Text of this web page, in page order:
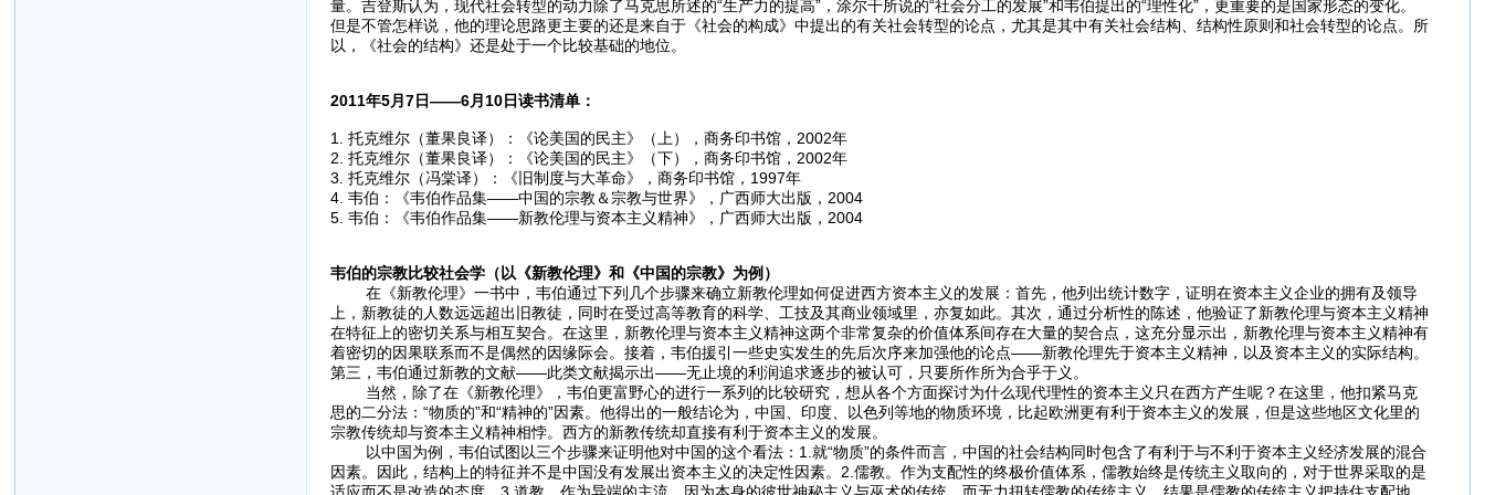
量。吉登斯认为，现代社会转型的动力除了马克思所述的“生产力的提高”，涂尔干所说的“社会分工的发展”和韦伯提出的“理性化”，更重要的是国家形态的变化。
但是不管怎样说，他的理论思路更主要的还是来自于《社会的构成》中提出的有关社会转型的论点，尤其是其中有关社会结构、结构性原则和社会转型的论点。所
以，《社会的结构》还是处于一个比较基础的地位。
2011年5月7日——6月10日读书清单：
1. 托克维尔（董果良译）：《论美国的民主》（上），商务印书馆，2002年
2. 托克维尔（董果良译）：《论美国的民主》（下），商务印书馆，2002年
3. 托克维尔（冯棠译）：《旧制度与大革命》，商务印书馆，1997年
4. 韦伯：《韦伯作品集——中国的宗教＆宗教与世界》，广西师大出版，2004
5. 韦伯：《韦伯作品集——新教伦理与资本主义精神》，广西师大出版，2004
韦伯的宗教比较社会学（以《新教伦理》和《中国的宗教》为例）
在《新教伦理》一书中，韦伯通过下列几个步骤来确立新教伦理如何促进西方资本主义的发展：首先，他列出统计数字，证明在资本主义企业的拥有及领导
上，新教徒的人数远远超出旧教徒，同时在受过高等教育的科学、工技及其商业领域里，亦复如此。其次，通过分析性的陈述，他验证了新教伦理与资本主义精神
在特征上的密切关系与相互契合。在这里，新教伦理与资本主义精神这两个非常复杂的价值体系间存在大量的契合点，这充分显示出，新教伦理与资本主义精神有
着密切的因果联系而不是偶然的因缘际会。接着，韦伯援引一些史实发生的先后次序来加强他的论点——新教伦理先于资本主义精神，以及资本主义的实际结构。
第三，韦伯通过新教的文献——此类文献揭示出——无止境的利润追求逐步的被认可，只要所作所为合乎于义。
当然，除了在《新教伦理》，韦伯更富野心的进行一系列的比较研究，想从各个方面探讨为什么现代理性的资本主义只在西方产生呢？在这里，他扣紧马克
思的二分法：“物质的”和“精神的”因素。他得出的一般结论为，中国、印度、以色列等地的物质环境，比起欧洲更有利于资本主义的发展，但是这些地区文化里的
宗教传统却与资本主义精神相悖。西方的新教传统却直接有利于资本主义的发展。
以中国为例，韦伯试图以三个步骤来证明他对中国的这个看法：1.就“物质”的条件而言，中国的社会结构同时包含了有利于与不利于资本主义经济发展的混合
因素。因此，结构上的特征并不是中国没有发展出资本主义的决定性因素。2.儒教。作为支配性的终极价值体系，儒教始终是传统主义取向的，对于世界采取的是